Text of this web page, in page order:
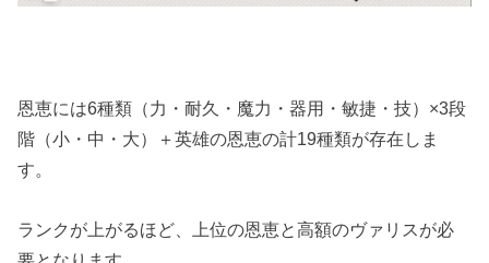
恩恵には6種類（力・耐久・魔力・器用・敏捷・技）×3段
階（小・中・大）＋英雄の恩恵の計19種類が存在しま
す。
ランクが上がるほど、上位の恩恵と高額のヴァリスが必